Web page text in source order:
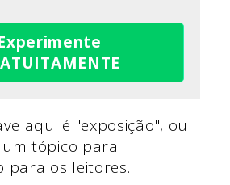
aqui é "exposição", ou
tópico para
para os leitores.